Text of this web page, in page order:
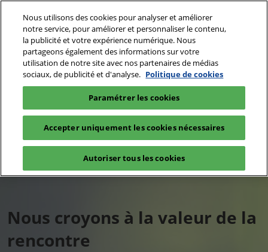
contenu
07-09 Décembre 2027
Parc des Expositions - Halls 5A & 6 - Villepinte
Nos
engagements
Nos
engagements
Nous croyons à la valeur de la
rencontre
Nous utilisons des cookies pour analyser et améliorer
notre service, pour améliorer et personnaliser le contenu,
la publicité et votre expérience numérique. Nous
partageons également des informations sur votre
utilisation de notre site avec nos partenaires de médias
sociaux, de publicité et d'analyse. Politique de cookies
Paramétrer les cookies
Accepter uniquement les cookies nécessaires
Autoriser tous les cookies